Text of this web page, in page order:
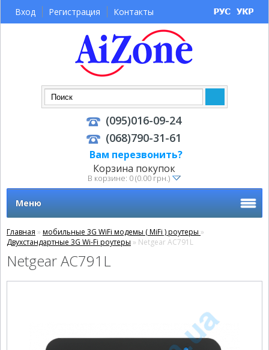
Корзина покупок
В корзине: 0 (0.00 грн.)
(095)016-09-24
(068)790-31-61
Вам перезвонить?
Вход Регистрация Контакты
Меню
Главная » мобильные 3G WiFi модемы ( MiFi ) роутеры »
Двухстандартные 3G Wi-Fi роутеры » Netgear AC791L
Netgear AC791L